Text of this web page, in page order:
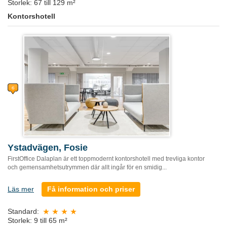
Storlek: 67 till 129 m²
Kontorshotell
Ystadvägen, Fosie
FirstOffice Dalaplan är ett toppmodernt kontorshotell med trevliga kontor
och gemensamhetsutrymmen där allt ingår för en smidig...
Läs mer Få information och priser
Standard:
Storlek: 9 till 65 m²